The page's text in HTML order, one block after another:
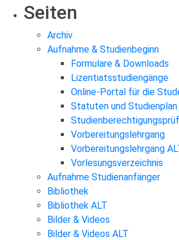
Seiten
Archiv
Aufnahme & Studienbeginn
Formulare & Downloads
Lizentiatsstudiengänge
Online-Portal für die
Statuten und Studienplan
Vorbereitungslehrgang
Vorbereitungslehrgang
Vorlesungsverzeichnis
Aufnahme Studienanfänger
Bibliothek
Bibliothek ALT
Bilder & Videos
Bilder & Videos ALT